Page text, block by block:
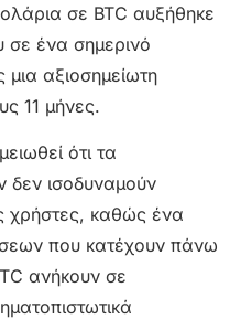
σε BTC αυξήθηκε
σε ένα σημερινό
αξιοσημείωτη
11 μήνες.
ότι τα
δεν ισοδυναμούν
χρήστες, καθώς ένα
που κατέχουν πάνω
ανήκουν σε